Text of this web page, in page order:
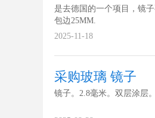
是去德国的一个项目，镜
包边25MM.
2025-11-18
采购玻璃 镜子
镜子。2.8毫米。双层涂层